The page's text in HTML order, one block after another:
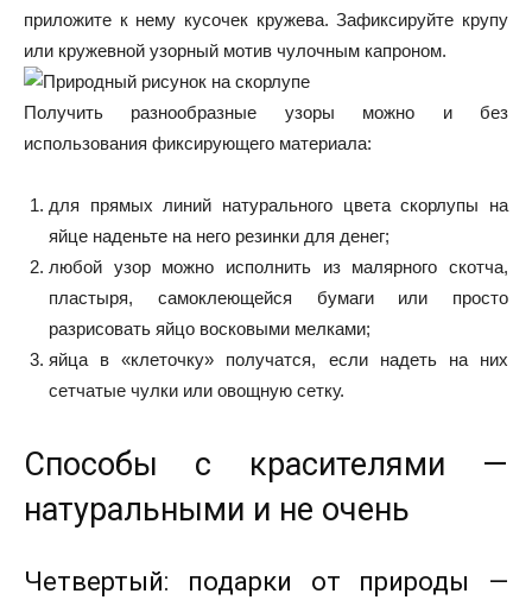
приложите к нему кусочек кружева. Зафиксируйте крупу
или кружевной узорный мотив чулочным капроном.
Получить разнообразные узоры можно и без
использования фиксирующего материала:
для прямых линий натурального цвета скорлупы на
яйце наденьте на него резинки для денег;
любой узор можно исполнить из малярного скотча,
пластыря, самоклеющейся бумаги или просто
разрисовать яйцо восковыми мелками;
яйца в «клеточку» получатся, если надеть на них
сетчатые чулки или овощную сетку.
Способы с красителями —
натуральными и не очень
Четвертый: подарки от природы —